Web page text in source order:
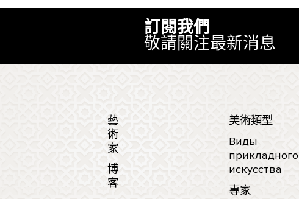
訂閱我們
敬請關注最新消息
藝
術
家
博
客
美術類型
Виды
прикладного
искусства
專家